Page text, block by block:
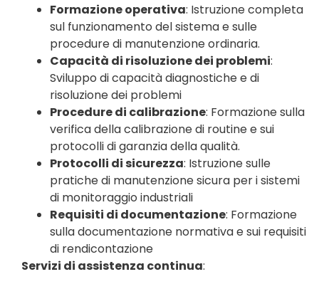
Formazione operativa: Istruzione completa
sul funzionamento del sistema e sulle
procedure di manutenzione ordinaria.
Capacità di risoluzione dei problemi:
Sviluppo di capacità diagnostiche e di
risoluzione dei problemi
Procedure di calibrazione: Formazione sulla
verifica della calibrazione di routine e sui
protocolli di garanzia della qualità.
Protocolli di sicurezza: Istruzione sulle
pratiche di manutenzione sicura per i sistemi
di monitoraggio industriali
Requisiti di documentazione: Formazione
sulla documentazione normativa e sui requisiti
di rendicontazione
Servizi di assistenza continua: